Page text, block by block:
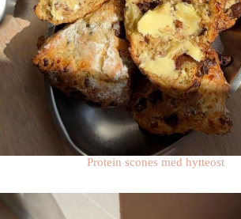
Protein scones med hytteost